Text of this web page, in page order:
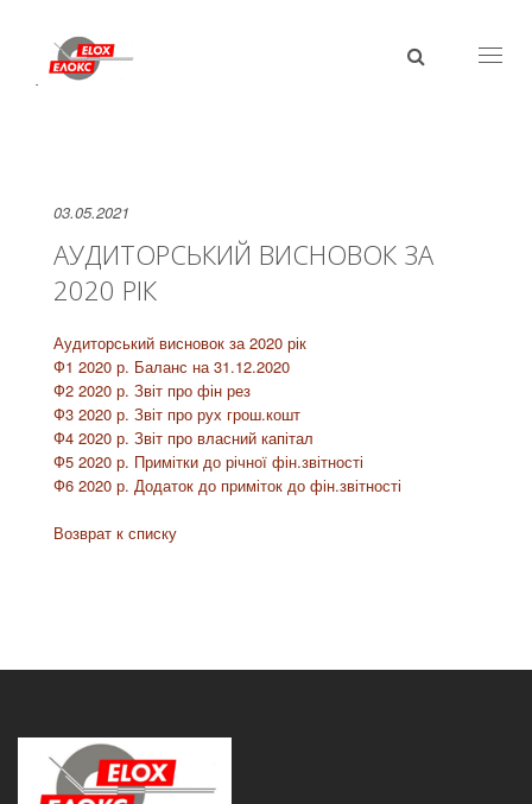
03.05.2021
АУДИТОРСЬКИЙ ВИСНОВОК ЗА
2020 РІК
Аудиторський висновок за 2020 рік
Ф1 2020 р. Баланс на 31.12.2020
Ф2 2020 р. Звіт про фін рез
Ф3 2020 р. Звіт про рух грош.кошт
Ф4 2020 р. Звіт про власний капітал
Ф5 2020 р. Примітки до річної фін.звітності
Ф6 2020 р. Додаток до приміток до фін.звітності
Возврат к списку